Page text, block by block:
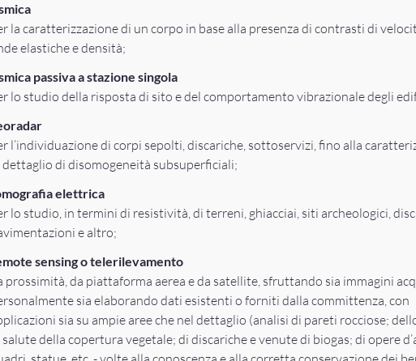
la caratterizzazione di un corpo in base alla presenza di contrasti di
elastiche e densità;
passiva a stazione singola
lo studio della risposta di sito e del comportamento vibrazionale degli
l’individuazione di corpi sepolti, discariche, sottoservizi, fino alla
dettaglio di disomogeneità subsuperficiali;
elettrica
lo studio, in termini di resistività, di terreni, ghiacciai, siti archeologici,
e altro;
sensing o telerilevamento
prossimità, da piattaforma aerea e da satellite, sfruttando sia immagini
sia elaborando dati esistenti o forniti dalla committenza, con
sia su ampie aree che nel dettaglio (analisi di pareti rocciose;
della copertura vegetale; di discariche e venute di biogas; di opere